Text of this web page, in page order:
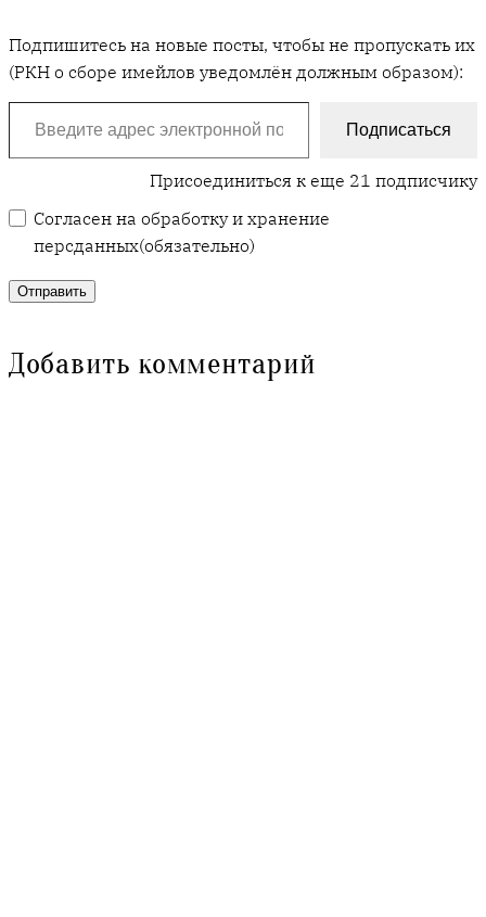
Подпишитесь на новые посты, чтобы не пропускать их
(РКН о сборе имейлов уведомлён должным образом):
Введите адрес электронной почты…
Подписаться
Присоединиться к еще 21 подписчику
Согласен на обработку и хранение
персданных(обязательно)
Отправить
Добавить комментарий